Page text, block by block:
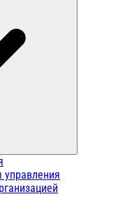
управления